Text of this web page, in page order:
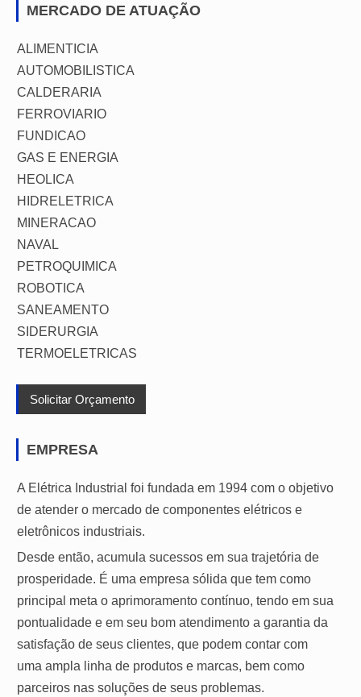
MERCADO DE ATUAÇÃO
ALIMENTICIA
AUTOMOBILISTICA
CALDERARIA
FERROVIARIO
FUNDICAO
GAS E ENERGIA
HEOLICA
HIDRELETRICA
MINERACAO
NAVAL
PETROQUIMICA
ROBOTICA
SANEAMENTO
SIDERURGIA
TERMOELETRICAS
Solicitar Orçamento
EMPRESA
A Elétrica Industrial foi fundada em 1994 com o objetivo
de atender o mercado de componentes elétricos e
eletrônicos industriais.
Desde então, acumula sucessos em sua trajetória de
prosperidade. É uma empresa sólida que tem como
principal meta o aprimoramento contínuo, tendo em sua
pontualidade e em seu bom atendimento a garantia da
satisfação de seus clientes, que podem contar com
uma ampla linha de produtos e marcas, bem como
parceiros nas soluções de seus problemas.